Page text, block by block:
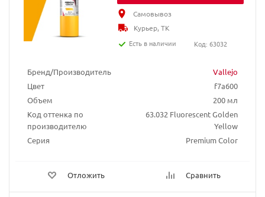
Бренд/Производитель
Vallejo
Цвет
f7a600
Объем
200 мл
Код оттенка по
производителю
63.032 Fluorescent Golden
Yellow
Серия
Premium Color
Отложить Сравнить
Самовывоз
Курьер, ТК
Есть в наличии
Код: 63032